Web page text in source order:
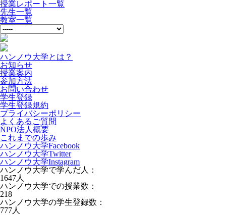
授業レポート一覧
先生一覧
教室一覧
ハンノウ大学とは？
お知らせ
授業案内
参加方法
お問い合わせ
学生登録
学生登録規約
プライバシーポリシー
よくあるご質問
NPO法人概要
これまでの歩み
ハンノウ大学Facebook
ハンノウ大学Twitter
ハンノウ大学Instagram
ハンノウ大学で学んだ人：
1647人
ハンノウ大学での授業数：
218
ハンノウ大学の学生登録数：
777人